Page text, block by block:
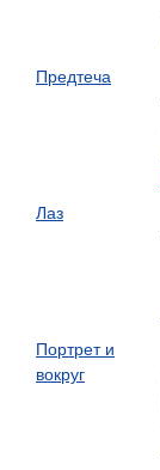
Предтеча
Лаз
Портрет и
вокруг